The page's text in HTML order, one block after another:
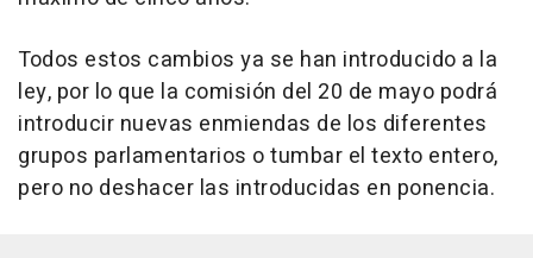
Todos estos cambios ya se han introducido a la
ley, por lo que la comisión del 20 de mayo podrá
introducir nuevas enmiendas de los diferentes
grupos parlamentarios o tumbar el texto entero,
pero no deshacer las introducidas en ponencia.